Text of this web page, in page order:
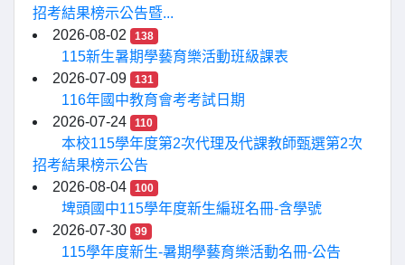
招考結果榜示公告暨...
2026-08-02
138
115新生暑期學藝育樂活動班級課表
2026-07-09
131
116年國中教育會考考試日期
2026-07-24
110
本校115學年度第2次代理及代課教師甄選第2次
招考結果榜示公告
2026-08-04
100
埤頭國中115學年度新生編班名冊-含學號
2026-07-30
99
115學年度新生-暑期學藝育樂活動名冊-公告